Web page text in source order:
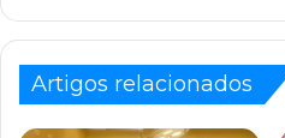
Artigos relacionados